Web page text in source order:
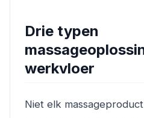
Drie typen
werkvloer
Niet elk